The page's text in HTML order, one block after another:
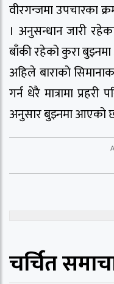
वीरगन्जमा उपचारका
। अनुसन्धान जारी
बाँकी रहेको कुरा
अहिले बाराको
गर्न धेरै मात्रामा
अनुसार बुझ्नमा आएको
चर्चित